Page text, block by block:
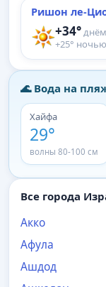
Ришон ле-
+34°днём
+25° ночью
🌊 Вода на
Хайфа
29°
волны 80-100 см
Все города
Акко
Афула
Ашдод